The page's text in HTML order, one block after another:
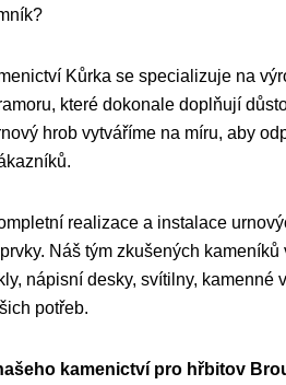
Kůrka se specializuje na
které dokonale doplňují
hrob vytváříme na míru, aby
realizace a instalace
Náš tým zkušených
nápisní desky, svítilny, kamenné
potřeb.
kamenictví pro hřbitov